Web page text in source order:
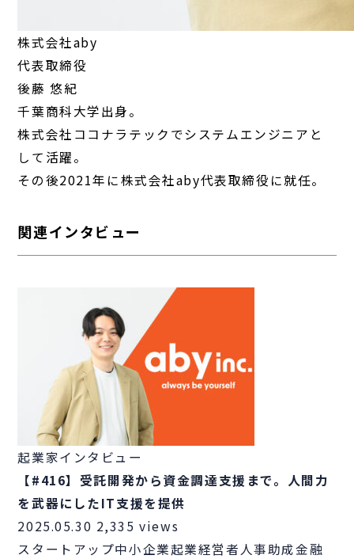
株式会社aby
代表取締役
後藤 悠紀
千葉商科大学出身。
株式会社ココナラテックでシステムエンジニアと
して活躍。
その後2021年に株式会社aby代表取締役に就任。
関連インタビュー
起業家インタビュー
【#416】受託開発から資金調達支援まで。人間力
を武器にしたIT支援を提供
2025.05.30 2,335 views
スタートアップ中小企業起業経営者人事助成金融